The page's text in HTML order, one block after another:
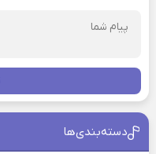
دسته‌بندی‌ها